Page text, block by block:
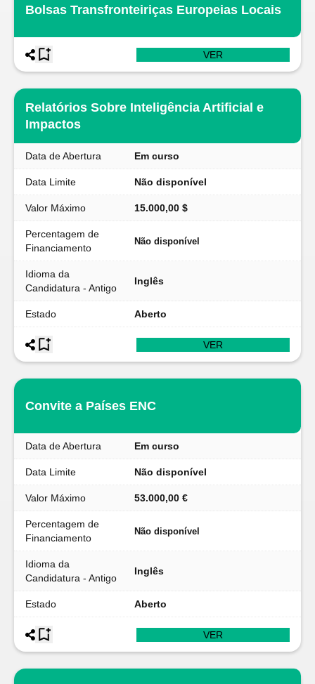
Bolsas Transfronteiriças Europeias Locais
VER
Relatórios Sobre Inteligência Artificial e
Impactos
Data de Abertura Em curso
Data Limite Não disponível
Valor Máximo 15.000,00 $
Percentagem de
Financiamento
Não disponível
Idioma da
Candidatura - Antigo
Inglês
Estado Aberto
VER
Convite a Países ENC
Data de Abertura Em curso
Data Limite Não disponível
Valor Máximo 53.000,00 €
Percentagem de
Financiamento
Não disponível
Idioma da
Candidatura - Antigo
Inglês
Estado Aberto
VER